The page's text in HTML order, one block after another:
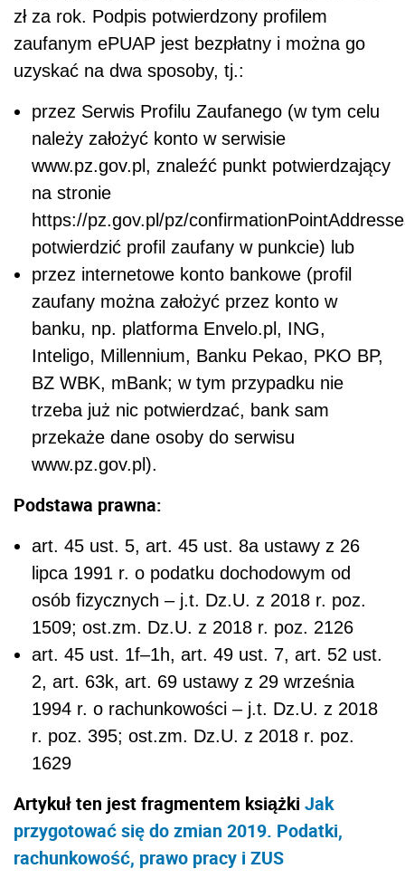
zł za rok. Podpis potwierdzony profilem
zaufanym ePUAP jest bezpłatny i można go
uzyskać na dwa sposoby, tj.:
przez Serwis Profilu Zaufanego (w tym celu
należy założyć konto w serwisie
www.pz.gov.pl, znaleźć punkt potwierdzający
na stronie
https://pz.gov.pl/pz/
potwierdzić profil zaufany w punkcie) lub
przez internetowe konto bankowe (profil
zaufany można założyć przez konto w
banku, np. platforma Envelo.pl, ING,
Inteligo, Millennium, Banku Pekao, PKO BP,
BZ WBK, mBank; w tym przypadku nie
trzeba już nic potwierdzać, bank sam
przekaże dane osoby do serwisu
www.pz.gov.pl).
Podstawa prawna:
art. 45 ust. 5, art. 45 ust. 8a ustawy z 26
lipca 1991 r. o podatku dochodowym od
osób fizycznych – j.t. Dz.U. z 2018 r. poz.
1509; ost.zm. Dz.U. z 2018 r. poz. 2126
art. 45 ust. 1f–1h, art. 49 ust. 7, art. 52 ust.
2, art. 63k, art. 69 ustawy z 29 września
1994 r. o rachunkowości – j.t. Dz.U. z 2018
r. poz. 395; ost.zm. Dz.U. z 2018 r. poz.
1629
Artykuł ten jest fragmentem książki Jak
przygotować się do zmian 2019. Podatki,
rachunkowość, prawo pracy i ZUS